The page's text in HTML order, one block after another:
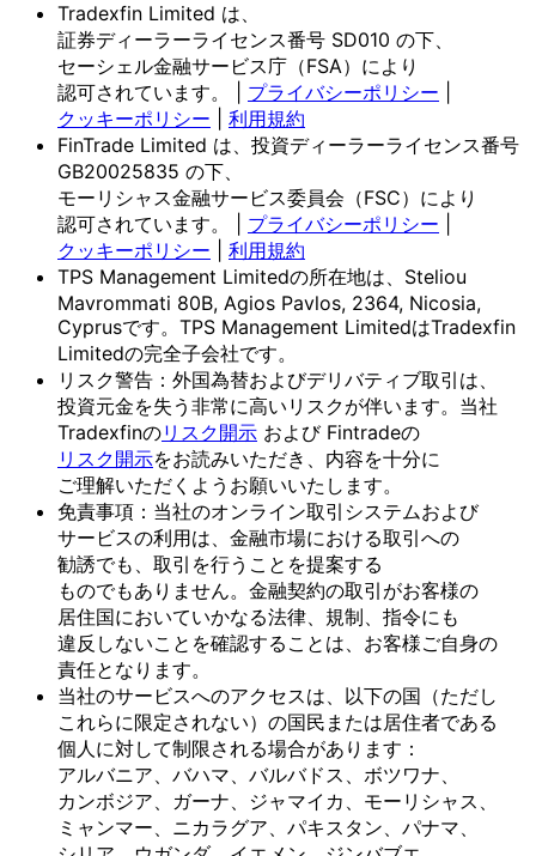
Tradexfin Limited は、
証券ディーラーライセンス番号 SD010 の下、
セーシェル金融サービス庁 （FSA）により
認可されています。
プライバシーポリシー
クッキーポリシー
利用規約
FinTrade Limited は、 投資ディーラーライセンス番号
GB20025835 の下、
モーリシャス金融サービス委員会 （FSC）により
認可されています。
プライバシーポリシー
クッキーポリシー
利用規約
TPS Management Limitedの所在地は、Steliou
Mavrommati 80B, Agios Pavlos, 2364, Nicosia,
Cyprusです。TPS Management LimitedはTradexfin
Limitedの完全子会社です。
リスク警告：外国為替およびデリバティブ取引は、
投資元金を失う 非常に高いリスクが伴います。 当社
Tradexfinのリスク開示 およびFintradeの
リスク開示をお読みいただき、 内容を十分に
ご理解いただく よう お願いいたします。
免責事項：当社のオンライン取引システムおよび
サービスの利用は、 金融市場における取引への
勧誘でも、 取引を行う ことを提案する
ものでもありません。 金融契約の取引がお客様の
居住国においていかなる法律、 規制、 指令にも
違反しないことを確認する ことは、 お客様ご自身の
責任と なります。
当社のサービスへのアクセスは、 以下の国 （ただし
これらに限定されない）の国民または居住者である
個人に対して制限される場合があります：
アルバニア、 バハマ、 バルバドス、 ボツワナ、
カンボジア、 ガーナ、 ジャマイカ、 モーリシャス、
ミャンマー、 ニカラグア、 パキスタン、 パナマ、